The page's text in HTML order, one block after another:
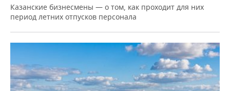
Казанские бизнесмены — о том, как проходит для них
период летних отпусков персонала